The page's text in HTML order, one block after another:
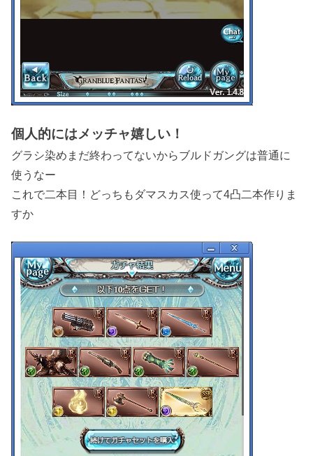
個人的にはメッチャ嬉しい！
グラシ染めまだ終わってないからブルドガングは普通に
使うなー
これで二本目！どっちもダマスカス使って4凸二本作りま
すか